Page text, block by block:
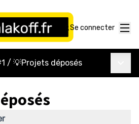
Se connecter
/ 💡Projets déposés